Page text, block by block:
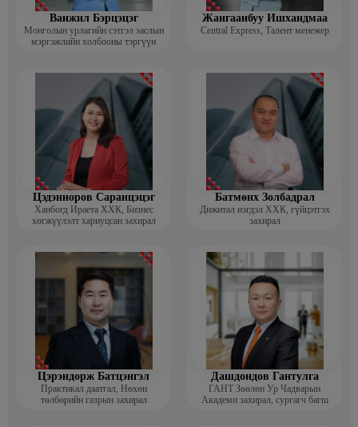
Ванжил Бэрцэцэг
Монголын урлагийн сэтгэл заслын
мэргэжлийн холбооны тэргүүн
Жангаанбуу Ишхандмаа
Central Express, Талент менежер
Цэдэнноров Саранцэцэг
Ханбогд Ираета ХХК, Бизнес
хөгжүүлэлт хариуцсан захирал
Батмөнх Золбадрал
Дижитал нэгдэл ХХК, гүйцэтгэх
захирал
Цэрэндорж Батцэнгэл
Практикал даатгал, Нөхөн
төлбөрийн газрын захирал
Дашдондов Гантулга
ГАНТ Зөөлөн Ур Чадварын
Академи захирал, сургагч багш